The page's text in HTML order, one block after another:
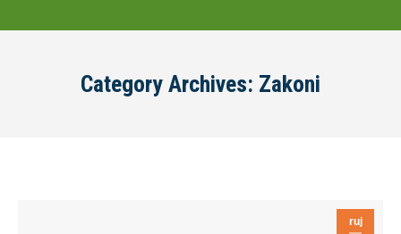
Category Archives: Zakoni
ruj